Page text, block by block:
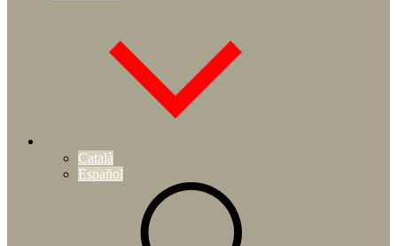
Català
Español